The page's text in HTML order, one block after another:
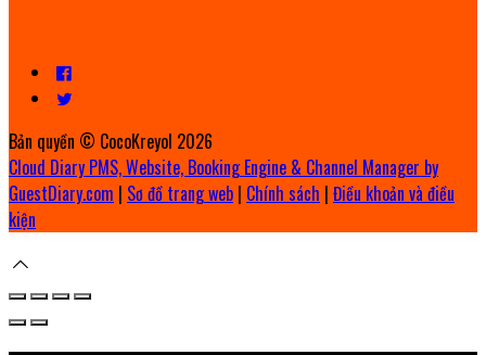
Bản quyền © CocoKreyol 2026
Cloud Diary PMS, Website, Booking Engine & Channel Manager by
GuestDiary.com | Sơ đồ trang web | Chính sách | Điều khoản và điều
kiện